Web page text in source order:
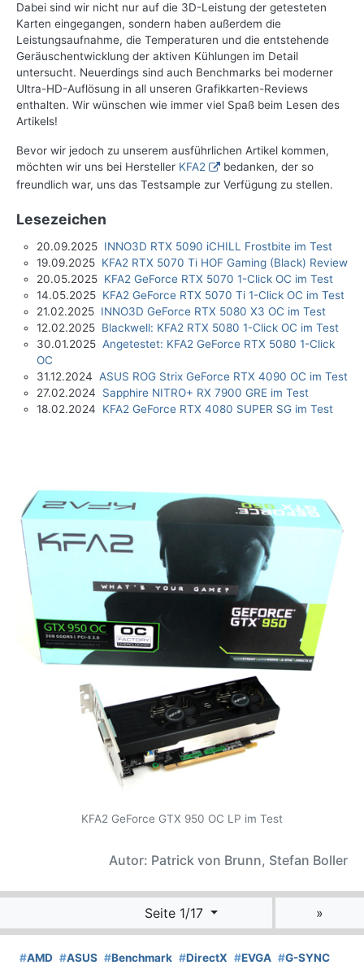
Dabei sind wir nicht nur auf die 3D-Leistung der getesteten
Karten eingegangen, sondern haben außerdem die
Leistungsaufnahme, die Temperaturen und die entstehende
Geräuschentwicklung der aktiven Kühlungen im Detail
untersucht. Neuerdings sind auch Benchmarks bei moderner
Ultra-HD-Auflösung in all unseren Grafikkarten-Reviews
enthalten. Wir wünschen wie immer viel Spaß beim Lesen des
Artikels!
Bevor wir jedoch zu unserem ausführlichen Artikel kommen,
möchten wir uns bei Hersteller KFA2
bedanken, der so
freundlich war, uns das Testsample zur Verfügung zu stellen.
Lesezeichen
20.09.2025 INNO3D RTX 5090 iCHILL Frostbite im Test
19.09.2025 KFA2 RTX 5070 Ti HOF Gaming (Black) Review
20.05.2025 KFA2 GeForce RTX 5070 1-Click OC im Test
14.05.2025 KFA2 GeForce RTX 5070 Ti 1-Click OC im Test
21.02.2025 INNO3D GeForce RTX 5080 X3 OC im Test
12.02.2025 Blackwell: KFA2 RTX 5080 1-Click OC im Test
30.01.2025 Angetestet: KFA2 GeForce RTX 5080 1-Click
OC
31.12.2024 ASUS ROG Strix GeForce RTX 4090 OC im Test
27.02.2024 Sapphire NITRO+ RX 7900 GRE im Test
18.02.2024 KFA2 GeForce RTX 4080 SUPER SG im Test
KFA2 GeForce GTX 950 OC LP im Test
Autor: Patrick von Brunn, Stefan Boller
Seite 1/17 »
#AMD #ASUS #Benchmark #DirectX #EVGA #G-SYNC